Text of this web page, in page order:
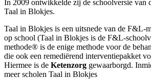
In 2009 ontwikkelde zij de schoolversie van
Taal in Blokjes.
Taal in Blokjes is een uitsnede van de F&L-
op school (Taal in Blokjes is de F&L-
methode® is de enige methode voor de
die ook een remediërend interventiepakket
Hiermee is de Ketenzorg gewaarborgd.
meer scholen Taal in Blokjes